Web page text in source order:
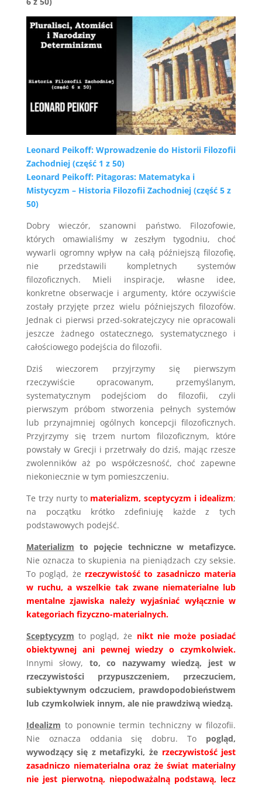
Leonard Peikoff: Wprowadzenie do Historii Filozofii
Zachodniej (część 1 z 50)
Leonard Peikoff: Pitagoras: Matematyka i
Mistycyzm – Historia Filozofii Zachodniej (część 5 z
50)
Dobry wieczór, szanowni państwo. Filozofowie,
których omawialiśmy w zeszłym tygodniu, choć
wywarli ogromny wpływ na całą późniejszą filozofię,
nie przedstawili kompletnych systemów
filozoficznych. Mieli inspiracje, własne idee,
konkretne obserwacje i argumenty, które oczywiście
zostały przyjęte przez wielu późniejszych filozofów.
Jednak ci pierwsi przed-sokratejczycy nie opracowali
jeszcze żadnego ostatecznego, systematycznego i
całościowego podejścia do filozofii.
Dziś wieczorem przyjrzymy się pierwszym
rzeczywiście opracowanym, przemyślanym,
systematycznym podejściom do filozofii, czyli
pierwszym próbom stworzenia pełnych systemów
lub przynajmniej ogólnych koncepcji filozoficznych.
Przyjrzymy się trzem nurtom filozoficznym, które
powstały w Grecji i przetrwały do dziś, mając rzesze
zwolenników aż po współczesność, choć zapewne
niekoniecznie w tym pomieszczeniu.
Te trzy nurty to materializm, sceptycyzm i idealizm;
na początku krótko zdefiniuję każde z tych
podstawowych podejść.
Materializm to pojęcie techniczne w metafizyce.
Nie oznacza to skupienia na pieniądzach czy seksie.
To pogląd, że rzeczywistość to zasadniczo materia
w ruchu, a wszelkie tak zwane niematerialne lub
mentalne zjawiska należy wyjaśniać wyłącznie w
kategoriach fizyczno-materialnych.
Sceptycyzm to pogląd, że nikt nie może posiadać
obiektywnej ani pewnej wiedzy o czymkolwiek.
Innymi słowy, to, co nazywamy wiedzą, jest w
rzeczywistości przypuszczeniem, przeczuciem,
subiektywnym odczuciem, prawdopodobieństwem
lub czymkolwiek innym, ale nie prawdziwą wiedzą.
Idealizm to ponownie termin techniczny w filozofii.
Nie oznacza oddania się dobru. To pogląd,
wywodzący się z metafizyki, że rzeczywistość jest
zasadniczo niematerialna oraz że świat materialny
nie jest pierwotną, niepodważalną podstawą, lecz